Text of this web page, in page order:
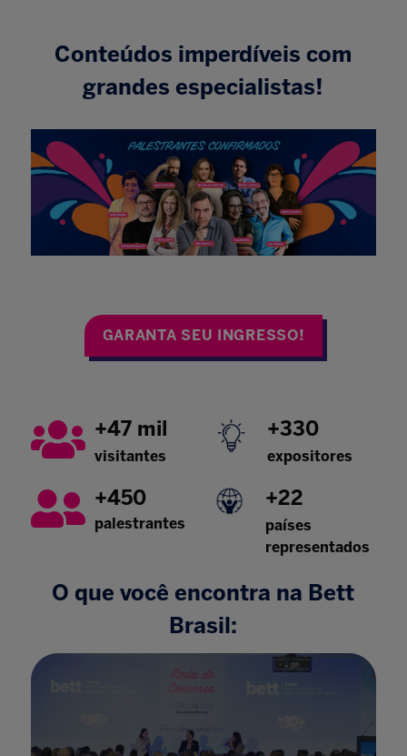
Conteúdos imperdíveis com
grandes especialistas!
GARANTA SEU INGRESSO!
+47 mil
visitantes
+330
expositores
+450
palestrantes
+22
países
representados
O que você encontra na Bett
Brasil: